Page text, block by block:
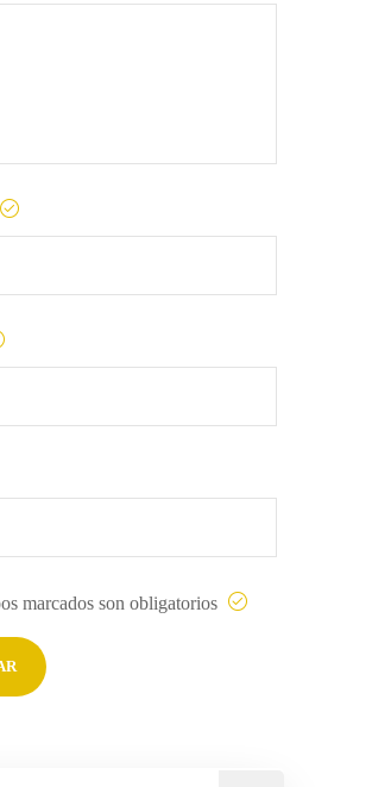
marcados son obligatorios